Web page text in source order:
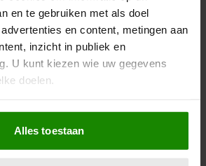
en te gebruiken met als doel
en content, metingen aan
inzicht in publiek en
U kunt kiezen wie uw gegevens
doelen.
we ook graag:
over uw geografische
paar meter nauwkeurig kan zijn
Alles toestaan